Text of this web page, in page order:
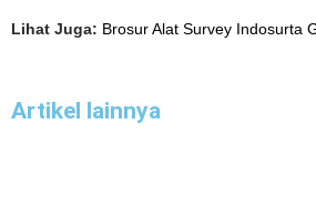
Lihat Juga: Brosur Alat Survey Indosurta
Artikel lainnya